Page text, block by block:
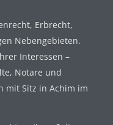
Erbrecht,
Nebengebieten.
Interessen –
Notare und
mit Sitz in Achim im